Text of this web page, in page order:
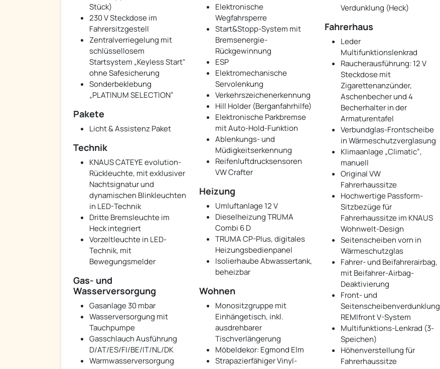
Stück)
230 V Steckdose im
Fahrersitzgestell
Zentralverriegelung mit
schlüssellosem
Startsystem „Keyless Start"
ohne Safesicherung
Sonderbeklebung
„PLATINUM SELECTION“
Verdunklung (Heck)
Elektronische
Wegfahrsperre
Start&Stopp-System mit
Bremsenergie-
Rückgewinnung
ESP
Elektromechanische
Servolenkung
Verkehrszeichenerkennung
Hill Holder (Berganfahrhilfe)
Elektronische Parkbremse
mit Auto-Hold-Funktion
Ablenkungs- und
Müdigkeitserkennung
Reifenluftdrucksensoren
VW Crafter
Fahrerhaus
Leder
Multifunktionslenkrad
Raucherausführung: 12 V
Steckdose mit
Zigarettenanzünder,
Aschenbecher und 4
Becherhalter in der
Armaturentafel
Verbundglas-Frontscheibe
in Wärmeschutzverglasung
Klimaanlage „Climatic“,
manuell
Original VW
Fahrerhaussitze
Hochwertige Passform-
Sitzbezüge für
Fahrerhaussitze im KNAUS
Wohnwelt-Design
Seitenscheiben vorn in
Wärmeschutzglas
Fahrer- und Beifahrerairbag,
mit Beifahrer-Airbag-
Deaktivierung
Front- und
Seitenscheibenverdunklung
REMIfront V-System
Multifunktions-Lenkrad (3-
Speichen)
Höhenverstellung für
Fahrerhaussitze
Pakete
Licht & Assistenz Paket
Technik
KNAUS CATEYE evolution-
Rückleuchte, mit exklusiver
Nachtsignatur und
dynamischen Blinkleuchten
in LED-Technik
Dritte Bremsleuchte im
Heck integriert
Vorzeltleuchte in LED-
Technik, mit
Bewegungsmelder
Heizung
Umluftanlage 12 V
Dieselheizung TRUMA
Combi 6 D
TRUMA CP-Plus, digitales
Heizungsbedienpanel
Isolierhaube Abwassertank,
beheizbar
Gas- und
Wasserversorgung
Gasanlage 30 mbar
Wasserversorgung mit
Tauchpumpe
Gasschlauch Ausführung
D/AT/ES/FI/BE/IT/NL/DK
Warmwasserversorgung
Wohnen
Monositzgruppe mit
Einhängetisch, inkl.
ausdrehbarer
Tischverlängerung
Möbeldekor: Egmond Elm
Strapazierfähiger Vinyl-